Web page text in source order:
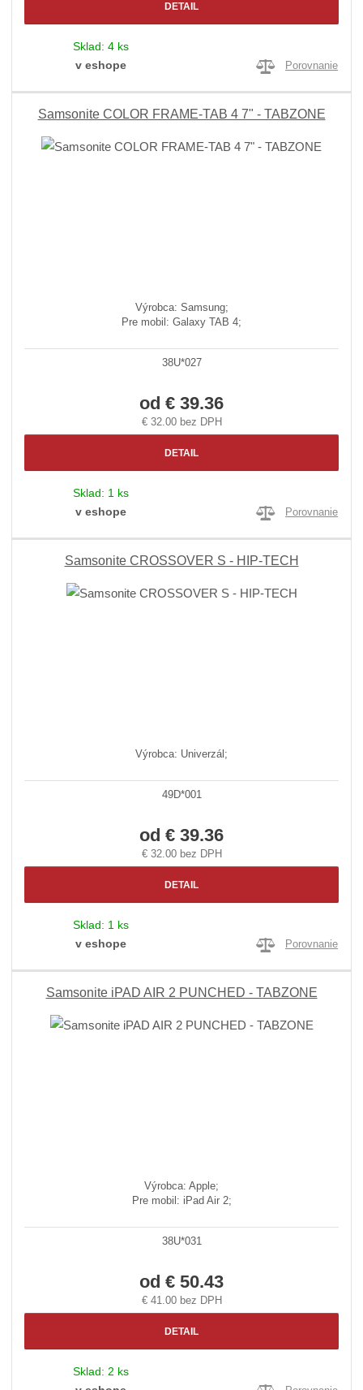
DETAIL
Sklad: 4 ks
v eshope
Porovnanie
Samsonite COLOR FRAME-TAB 4 7" - TABZONE
Výrobca: Samsung;
Pre mobil: Galaxy TAB 4;
38U*027
od € 39.36
€ 32.00 bez DPH
DETAIL
Sklad: 1 ks
v eshope
Porovnanie
Samsonite CROSSOVER S - HIP-TECH
Výrobca: Univerzál;
49D*001
od € 39.36
€ 32.00 bez DPH
DETAIL
Sklad: 1 ks
v eshope
Porovnanie
Samsonite iPAD AIR 2 PUNCHED - TABZONE
Výrobca: Apple;
Pre mobil: iPad Air 2;
38U*031
od € 50.43
€ 41.00 bez DPH
DETAIL
Sklad: 2 ks